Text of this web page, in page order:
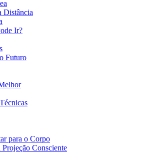
Distância
Ir?
Futuro
para o Corpo
Projeção Consciente